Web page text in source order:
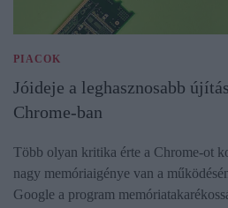
PIACOK
Jóideje a leghasznosabb
Chrome-ban
Több olyan kritika érte a Chrome-ot
nagy memóriaigénye van a
Google a program